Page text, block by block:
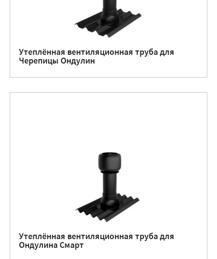
Утеплённая вентиляционная труба для
Черепицы Ондулин
Утеплённая вентиляционная труба для
Ондулина Смарт